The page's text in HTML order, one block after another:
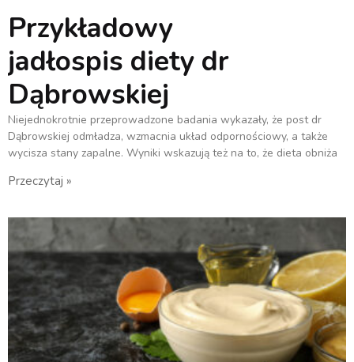
Przykładowy
jadłospis diety dr
Dąbrowskiej
Niejednokrotnie przeprowadzone badania wykazały, że post dr
Dąbrowskiej odmładza, wzmacnia układ odpornościowy, a także
wycisza stany zapalne. Wyniki wskazują też na to, że dieta obniża
Przeczytaj »